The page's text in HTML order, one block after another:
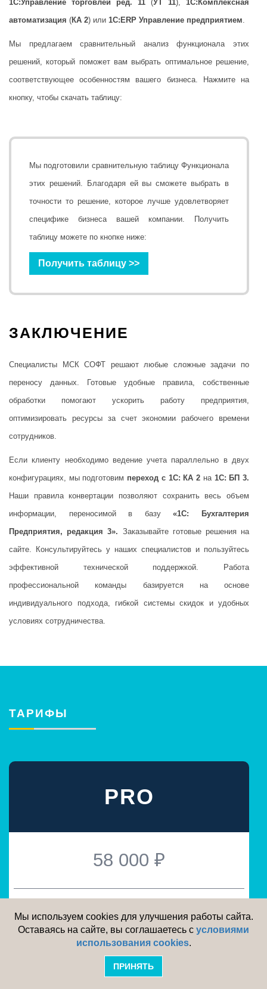
1С:Управление торговлей ред. 11 (УТ 11), 1С:Комплексная
автоматизация (КА 2) или 1С:ERP Управление предприятием.
Мы предлагаем сравнительный анализ функционала этих
решений, который поможет вам выбрать оптимальное решение,
соответствующее особенностям вашего бизнеса. Нажмите на
кнопку, чтобы скачать таблицу:
Мы подготовили сравнительную таблицу Функционала
этих решений. Благодаря ей вы сможете выбрать в
точности то решение, которое лучше удовлетворяет
специфике бизнеса вашей компании. Получить
таблицу можете по кнопке ниже:
Получить таблицу >>
ЗАКЛЮЧЕНИЕ
Специалисты МСК СОФТ решают любые сложные задачи по
переносу данных. Готовые удобные правила, собственные
обработки помогают ускорить работу предприятия,
оптимизировать ресурсы за счет экономии рабочего времени
сотрудников.
Если клиенту необходимо ведение учета параллельно в двух
конфигурациях, мы подготовим переход с 1С: КА 2 на1С: БП 3.
Наши правила конвертации позволяют сохранить весь объем
информации, переносимой в базу«1С: Бухгалтерия
Предприятия, редакция 3». Заказывайте готовые решения на
сайте. Консультируйтесь у наших специалистов и пользуйтесь
эффективной технической поддержкой. Работа
профессиональной команды базируется на основе
индивидуального подхода, гибкой системы скидок и удобных
условиях сотрудничества.
ТАРИФЫ
PRO
58 000 ₽
Правила конвертации:
Для актуальных релизов
Работы выполняет:
Мы используем cookies для улучшения работы сайта.
Оставаясь на сайте, вы соглашаетесь с условиями
использования cookies.
ПРИНЯТЬ